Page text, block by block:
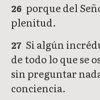
26 porque del
plenitud.
27 Si algún
de todo lo que se
sin preguntar
conciencia.